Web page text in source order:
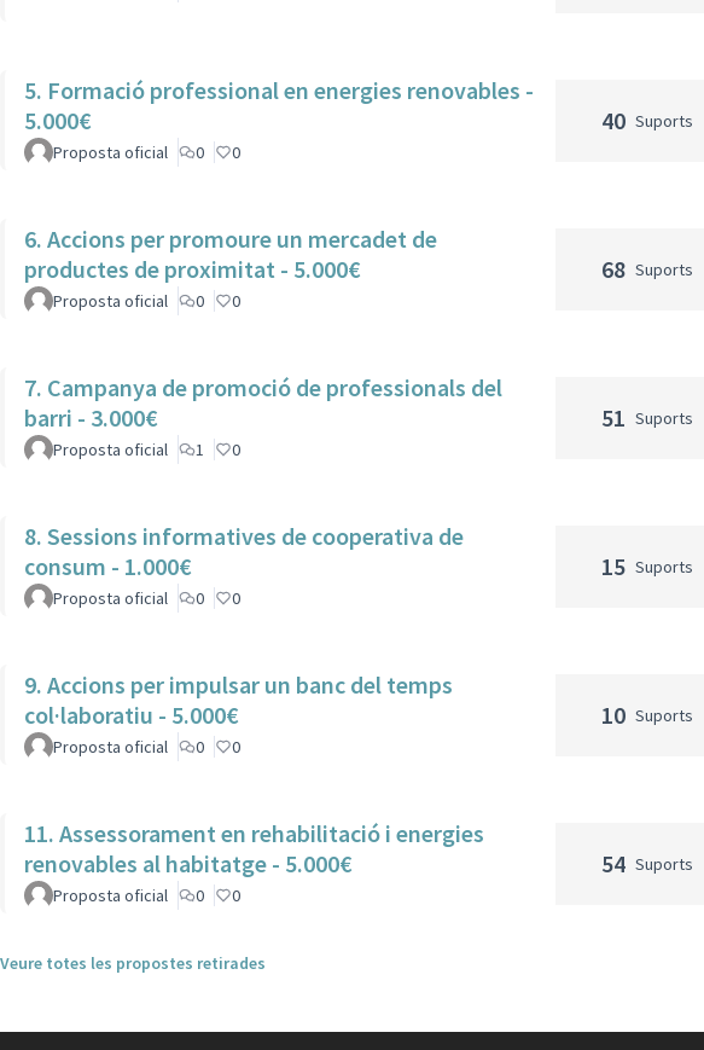
5. Formació professional en energies renovables -
5.000€
Proposta oficial 0 0
40 Suports
6. Accions per promoure un mercadet de
productes de proximitat - 5.000€
Proposta oficial 0 0
68 Suports
7. Campanya de promoció de professionals del
barri - 3.000€
Proposta oficial 1 0
51 Suports
8. Sessions informatives de cooperativa de
consum - 1.000€
Proposta oficial 0 0
15 Suports
9. Accions per impulsar un banc del temps
col·laboratiu - 5.000€
Proposta oficial 0 0
10 Suports
11. Assessorament en rehabilitació i energies
renovables al habitatge - 5.000€
Proposta oficial 0 0
54 Suports
Veure totes les propostes retirades